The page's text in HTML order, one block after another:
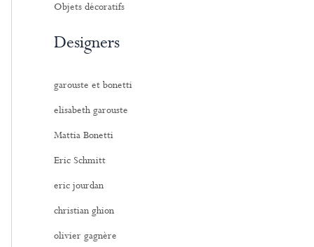
Objets décoratifs
Designers
garouste et bonetti
elisabeth garouste
Mattia Bonetti
Eric Schmitt
eric jourdan
christian ghion
olivier gagnère